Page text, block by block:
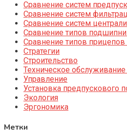
Сравнение систем
Сравнение систем
Сравнение систем
Сравнение типов
Сравнение типов
Стратегии
Строительство
Техническое обслуживание
Управление
Установка предпускового
Экология
Эргономика
Метки